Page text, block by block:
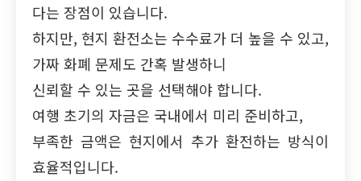
다는 장점이 있습니다.
하지만, 현지 환전소는 수수료가 더 높을 수 있고,
가짜 화폐 문제도 간혹 발생하니
신뢰할 수 있는 곳을 선택해야 합니다.
여행 초기의 자금은 국내에서 미리 준비하고,
부족한 금액은 현지에서 추가 환전하는 방식이
효율적입니다.